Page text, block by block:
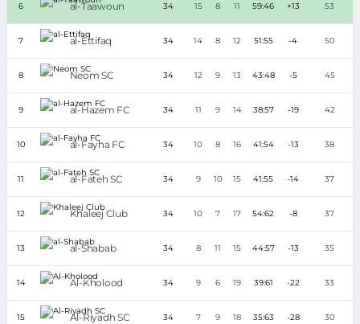
6 al-Taawoun 34 15 8 11 59:46 +13 53
7 al-Ettifaq 34 14 8 12 51:55 -4 50
8 Neom SC 34 12 9 13 43:48 -5 45
9 al-Hazem FC 34 11 9 14 38:57 -19 42
10 al-Fayha FC 34 10 8 16 41:54 -13 38
11 al-Fateh SC 34 9 10 15 41:55 -14 37
12 Khaleej Club 34 10 7 17 54:62 -8 37
13 al-Shabab 34 8 11 15 44:57 -13 35
14 Al-Kholood 34 9 6 19 39:61 -22 33
15 Al-Riyadh SC 34 7 9 18 35:63 -28 30